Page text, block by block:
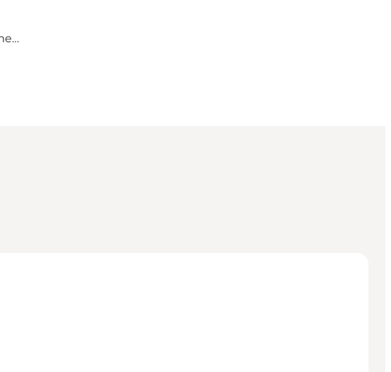
Inspirationsmagasin turisme 2024-komprimeret.pdf